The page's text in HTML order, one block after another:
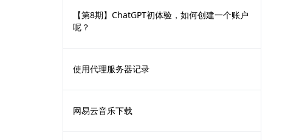
【第8期】ChatGPT初体验，如何创建一个账户
呢？
使用代理服务器记录
网易云音乐下载